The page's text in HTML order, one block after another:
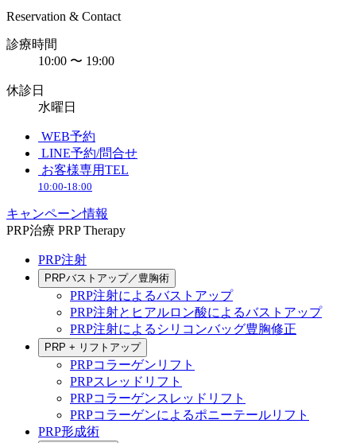
Reservation & Contact
診療時間
10:00 〜 19:00
休診日
水曜日
WEB予約
LINE予約/問合せ
お客様専用TEL
10:00-18:00
キャンペーン情報
PRP治療 PRP Therapy
PRP注射
PRPバストアップ／豊胸術
PRP注射によるバストアップ
PRP注射とヒアルロン酸によるバストアップ
PRP注射によるシリコンバッグ豊胸修正
PRP + リフトアップ
PRPコラーゲンリフト
PRPスレッドリフト
PRPコラーゲンスレッドリフト
PRPコラーゲンによるポニーテールリフト
PRP形成術